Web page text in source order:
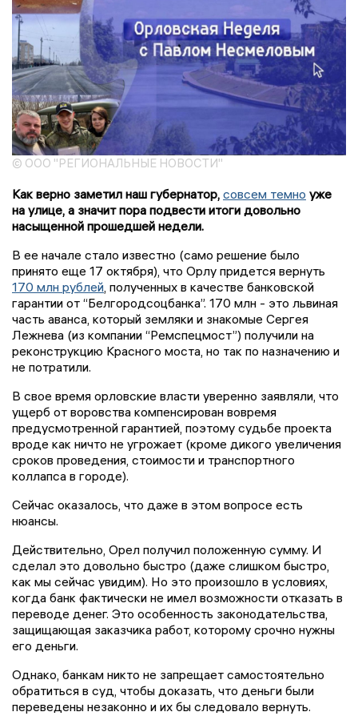
© ООО "РЕГИОНАЛЬНЫЕ НОВОСТИ"
Как верно заметил наш губернатор, совсем темно уже
на улице, а значит пора подвести итоги довольно
насыщенной прошедшей недели.
В ее начале стало известно (само решение было
принято еще 17 октября), что Орлу придется вернуть
170 млн рублей, полученных в качестве банковской
гарантии от “Белгородсоцбанка”. 170 млн - это львиная
часть аванса, который земляки и знакомые Сергея
Лежнева (из компании “Ремспецмост”) получили на
реконструкцию Красного моста, но так по назначению и
не потратили.
В свое время орловские власти уверенно заявляли, что
ущерб от воровства компенсирован вовремя
предусмотренной гарантией, поэтому судьбе проекта
вроде как ничто не угрожает (кроме дикого увеличения
сроков проведения, стоимости и транспортного
коллапса в городе).
Сейчас оказалось, что даже в этом вопросе есть
нюансы.
Действительно, Орел получил положенную сумму. И
сделал это довольно быстро (даже слишком быстро,
как мы сейчас увидим). Но это произошло в условиях,
когда банк фактически не имел возможности отказать в
переводе денег. Это особенность законодательства,
защищающая заказчика работ, которому срочно нужны
его деньги.
Однако, банкам никто не запрещает самостоятельно
обратиться в суд, чтобы доказать, что деньги были
переведены незаконно и их бы следовало вернуть.